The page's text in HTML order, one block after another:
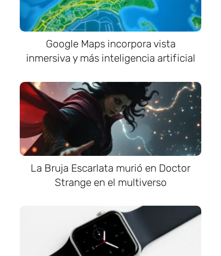
Google Maps incorpora vista
inmersiva y más inteligencia artificial
La Bruja Escarlata murió en Doctor
Strange en el multiverso